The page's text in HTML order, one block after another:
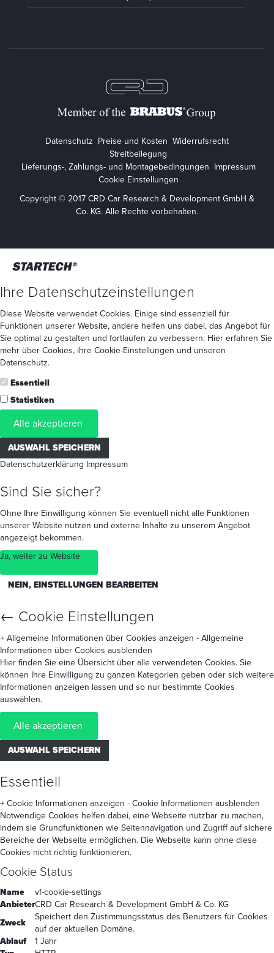
Datenschutz Preise und Kosten Widerrufsrecht
Streitbeilegung
Lieferungs-, Zahlungs- und Montagebedingungen Impressum
Cookie Einstellungen
Copyright © 2017 CRD Car Research & Development GmbH &
Co. KG. Alle Rechte vorbehalten.
Ihre Datenschutzeinstellungen
Diese Website verwendet Cookies. Einige sind essenziell für
Funktionen unserer Website, andere helfen uns dabei, das Angebot für
Sie optimal zu gestalten und fortlaufen zu verbessern. Hier erfahren Sie
mehr über Cookies, ihre Cookie-Einstellungen und unseren
Datenschutz.
Essentiell
Statistiken
Alle akzeptieren
AUSWAHL SPEICHERN
Datenschutzerklärung Impressum
Sind Sie sicher?
Ohne Ihre Einwilligung können Sie eventuell nicht alle Funktionen
unserer Website nutzen und externe Inhalte zu unserem Angebot
angezeigt bekommen.
Ja, weiter zu Website
NEIN, EINSTELLUNGEN BEARBEITEN
← Cookie Einstellungen
+ Allgemeine Informationen über Cookies anzeigen - Allgemeine
Informationen über Cookies ausblenden
Hier finden Sie eine Übersicht über alle verwendeten Cookies. Sie
können Ihre Einwilligung zu ganzen Kategorien geben oder sich weitere
Informationen anzeigen lassen und so nur bestimmte Cookies
auswählen.
Alle akzeptieren
AUSWAHL SPEICHERN
Essentiell
+ Cookie Informationen anzeigen - Cookie Informationen ausblenden
Notwendige Cookies helfen dabei, eine Webseite nutzbar zu machen,
indem sie Grundfunktionen wie Seitennavigation und Zugriff auf sichere
Bereiche der Webseite ermöglichen. Die Webseite kann ohne diese
Cookies nicht richtig funktionieren.
Cookie Status
Name
vf-cookie-settings
AnbieterCRD Car Research & Development GmbH & Co. KG
Zweck
Speichert den Zustimmungsstatus des Benutzers für Cookies
auf der aktuellen Domäne.
Ablauf
1 Jahr